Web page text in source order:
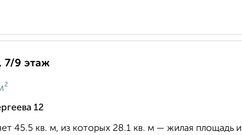
7/9 этаж
12
45.5 кв. м, из которых 28.1 кв. м — жилая площадь и